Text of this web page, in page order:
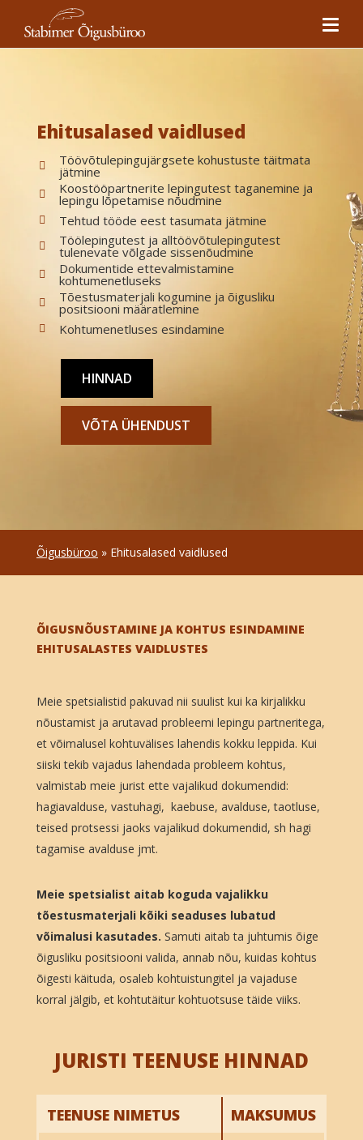
Ehitusalased vaidlused
Töövõtulepingujärgsete kohustuste täitmata
jätmine
Koostööpartnerite lepingutest taganemine ja
lepingu lõpetamise nõudmine
Tehtud tööde eest tasumata jätmine
Töölepingutest ja alltöövõtulepingutest
tulenevate võlgade sissenõudmine
Dokumentide ettevalmistamine
kohtumenetluseks
Tõestusmaterjali kogumine ja õigusliku
positsiooni määratlemine
Kohtumenetluses esindamine
HINNAD
VÕTA ÜHENDUST
Õigusbüroo » Ehitusalased vaidlused
ÕIGUSNÕUSTAMINE JA KOHTUS ESINDAMINE
EHITUSALASTES VAIDLUSTES
Meie spetsialistid pakuvad nii suulist kui ka kirjalikku
nõustamist ja arutavad probleemi lepingu partneritega,
et võimalusel kohtuvälises lahendis kokku leppida. Kui
siiski tekib vajadus lahendada probleem kohtus,
valmistab meie jurist ette vajalikud dokumendid:
hagiavalduse, vastuhagi, kaebuse, avalduse, taotluse,
teised protsessi jaoks vajalikud dokumendid, sh hagi
tagamise avalduse jmt.
Meie spetsialist aitab koguda vajalikku
tõestusmaterjali kõiki seaduses lubatud
võimalusi kasutades. Samuti aitab ta juhtumis õige
õigusliku positsiooni valida, annab nõu, kuidas kohtus
õigesti käituda, osaleb kohtuistungitel ja vajaduse
korral jälgib, et kohtutäitur kohtuotsuse täide viiks.
JURISTI TEENUSE HINNAD
TEENUSE NIMETUS MAKSUMUS